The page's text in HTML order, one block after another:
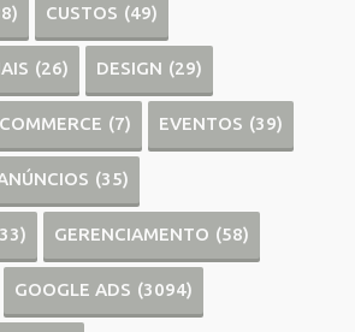
CUSTOS (49)
(26) DESIGN (29)
(7) EVENTOS (39)
(35)
GERENCIAMENTO (58)
GOOGLE ADS (3094)